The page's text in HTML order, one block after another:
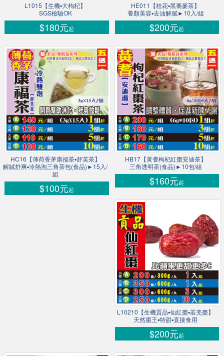
L1015【生機▪大枸杞】
SGS檢驗OK
$180元起
HE011【桂花▪黑蕎麥茶】
養顏美容▪去油解膩►10入/組
$200元起
HC16【薄荷香茅康福茶▪舒芙茶】
解膩舒爽▪冷熱泡三角茶包(食品)►15入/
組
$100元起
HB17【黃耆枸杞紅棗安迪茶】
三角透明茶(食品)►10包/組
$160元起
L10210【生機貢品▪仙紅棗▪若羌棗】
天然棗王▪特甜▪直接食用
$200元起